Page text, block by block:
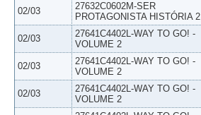
02/03
27632C0602M-SER
PROTAGONISTA HISTÓRIA 2
02/03
27641C4402L-WAY TO GO! -
VOLUME 2
02/03
27641C4402L-WAY TO GO! -
VOLUME 2
02/03
27641C4402L-WAY TO GO! -
VOLUME 2